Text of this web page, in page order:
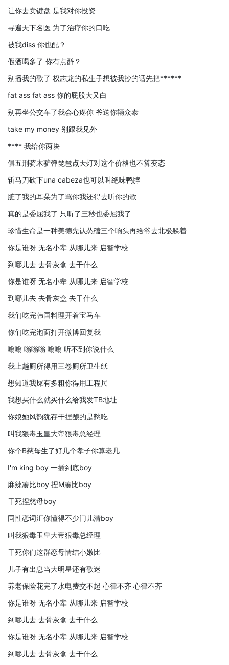
让你去卖键盘 是我对你投资
寻遍天下名医 为了治疗你的口吃
被我diss 你也配？
假酒喝多了 你有点醉？
别播我的歌了 权志龙的私生子想被我抄的话先把******
fat ass fat ass 你的屁股大又白
别再坐公交车了我会心疼你 爷送你辆众泰
take my money 别跟我见外
**** 我给你两块
俱五刑骑木驴弹琵琶点天灯对这个价格也不算变态
斩马刀砍下una cabeza也可以叫绝味鸭脖
脏了我的耳朵为了骂你我还得去听你的歌
真的是委屈我了 只听了三秒也委屈我了
珍惜生命是一种美德先认怂磕三个响头再给爷去北极躲着
你是谁呀 无名小辈 从哪儿来 启智学校
到哪儿去 去骨灰盒 去干什么
你是谁呀 无名小辈 从哪儿来 启智学校
到哪儿去 去骨灰盒 去干什么
我们吃完韩国料理开着宝马车
你们吃完泡面打开微博回复我
嗡嗡 嗡嗡嗡 嗡嗡 听不到你说什么
我上趟厕所得用三卷厕所卫生纸
想知道我屎有多粗你得用工程尺
我想买什么就买什么给我发TB地址
你娘她风韵犹存干捏酿的是憋吃
叫我狠毒玉皇大帝狠毒总经理
你个B慈母生了好几个孝子你算老几
I'm king boy 一插到底boy
麻辣凑比boy 捏M凑比boy
干死捏慈母boy
同性恋词汇你懂得不少门儿清boy
叫我狠毒玉皇大帝狠毒总经理
干死你们这群恋母情结小嫩比
儿子有出息当大明星还有歌迷
养老保险花完了水电费交不起 心律不齐 心律不齐
你是谁呀 无名小辈 从哪儿来 启智学校
到哪儿去 去骨灰盒 去干什么
你是谁呀 无名小辈 从哪儿来 启智学校
到哪儿去 去骨灰盒 去干什么